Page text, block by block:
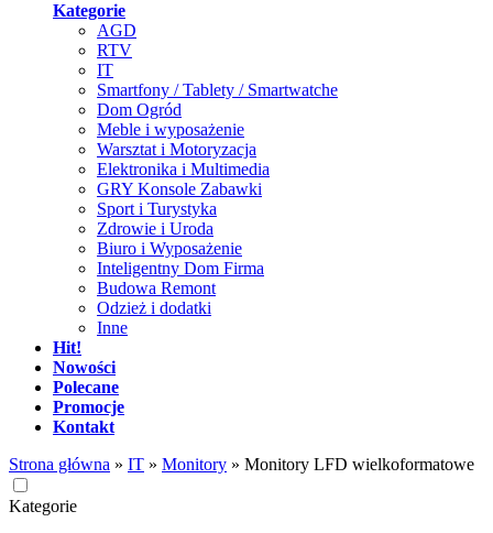
Kategorie
AGD
RTV
IT
Smartfony / Tablety / Smartwatche
Dom Ogród
Meble i wyposażenie
Warsztat i Motoryzacja
Elektronika i Multimedia
GRY Konsole Zabawki
Sport i Turystyka
Zdrowie i Uroda
Biuro i Wyposażenie
Inteligentny Dom Firma
Budowa Remont
Odzież i dodatki
Inne
Hit!
Nowości
Polecane
Promocje
Kontakt
Strona główna » IT » Monitory » Monitory LFD wielkoformatowe
Kategorie